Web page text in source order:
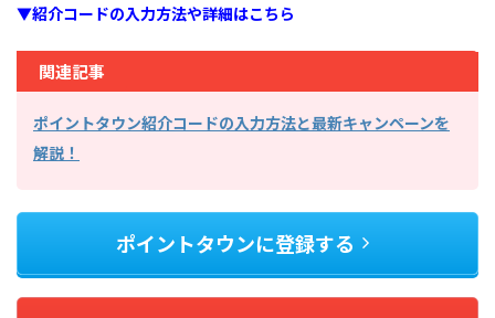
▼紹介コードの入力方法や詳細はこちら
関連記事
ポイントタウン紹介コードの入力方法と最新キャンペーンを
解説！
ポイントタウンに登録する